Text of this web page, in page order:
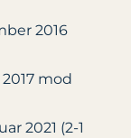
2016
mod
2021 (2-1